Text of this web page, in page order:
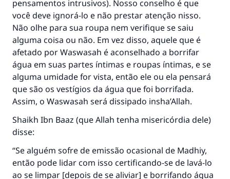
pensamentos intrusivos). Nosso conselho é que
você deve ignorá-lo e não prestar atenção nisso.
Não olhe para sua roupa nem verifique se saiu
alguma coisa ou não. Em vez disso, aquele que é
afetado por Waswasah é aconselhado a borrifar
água em suas partes íntimas e roupas íntimas, e se
alguma umidade for vista, então ele ou ela pensará
que são os vestígios da água que foi borrifada.
Assim, o Waswasah será dissipado insha’Allah.
Shaikh Ibn Baaz (que Allah tenha misericórdia dele)
disse:
“Se alguém sofre de emissão ocasional de Madhiy,
então pode lidar com isso certificando-se de lavá-lo
ao se limpar [depois de se aliviar] e borrifando água